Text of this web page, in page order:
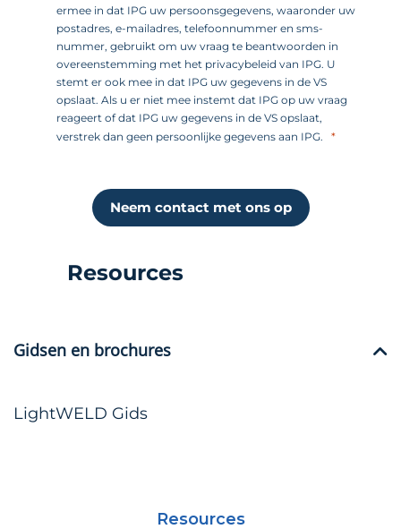
ermee in dat IPG uw persoonsgegevens, waaronder uw
postadres, e-mailadres, telefoonnummer en sms-
nummer, gebruikt om uw vraag te beantwoorden in
overeenstemming met het privacybeleid van IPG. U
stemt er ook mee in dat IPG uw gegevens in de VS
opslaat. Als u er niet mee instemt dat IPG op uw vraag
reageert of dat IPG uw gegevens in de VS opslaat,
verstrek dan geen persoonlijke gegevens aan IPG.
Neem contact met ons op
Resources
Gidsen en brochures
LightWELD Gids
Resources